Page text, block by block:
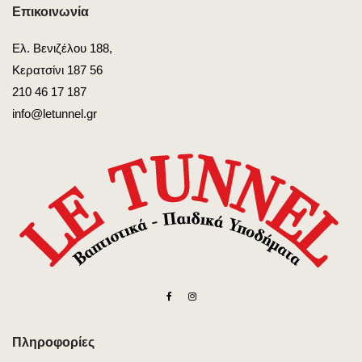
Επικοινωνία
Ελ. Βενιζέλου 188,
Κερατσίνι 187 56
210 46 17 187
info@letunnel.gr
Πληροφορίες